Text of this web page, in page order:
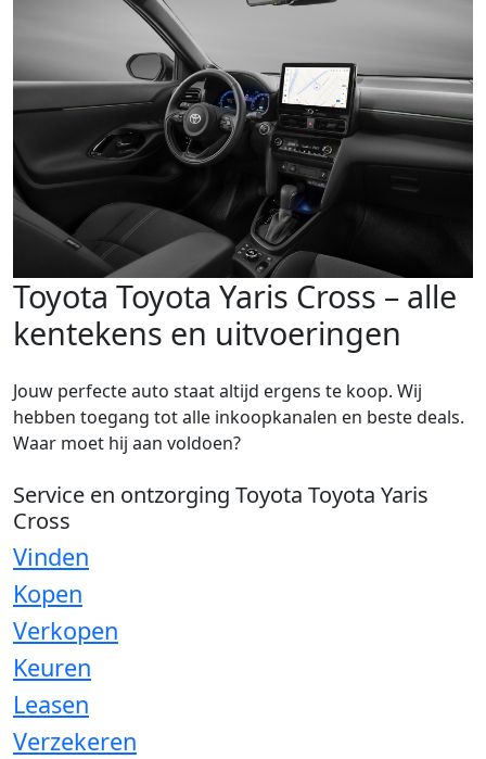
Toyota Toyota Yaris Cross – alle
kentekens en uitvoeringen
Jouw perfecte auto staat altijd ergens te koop. Wij
hebben toegang tot alle inkoopkanalen en beste deals.
Waar moet hij aan voldoen?
Service en ontzorging Toyota Toyota Yaris
Cross
Vinden
Kopen
Verkopen
Keuren
Leasen
Verzekeren